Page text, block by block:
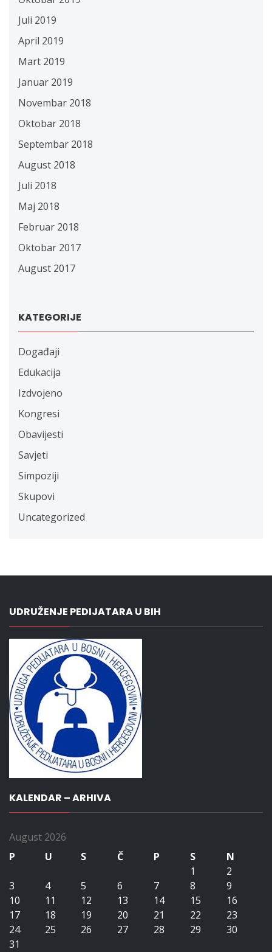
Juli 2019
April 2019
Mart 2019
Januar 2019
Novembar 2018
Oktobar 2018
Septembar 2018
August 2018
Juli 2018
Maj 2018
Februar 2018
Oktobar 2017
August 2017
KATEGORIJE
Događaji
Edukacija
Izdvojeno
Kongresi
Obavijesti
Savjeti
Simpoziji
Skupovi
Uncategorized
UDRUŽENJE PEDIJATARA U BIH
KALENDAR – ARHIVA
August 2026
P
U S Č P S
N
1
2
3
4 5 6 7 8
9
10
11 12 13 14 15
16
17
18 19 20 21 22
23
24
25 26 27 28 29
30
31